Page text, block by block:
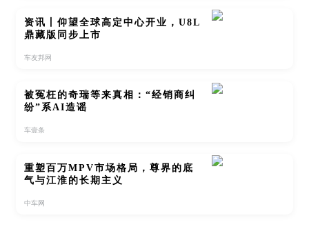
资讯丨仰望全球高定中心开业，U8L
鼎藏版同步上市
车友邦网
被冤枉的奇瑞等来真相：“经销商纠
纷”系AI造谣
车壹条
重塑百万MPV市场格局，尊界的底
气与江淮的长期主义
中车网